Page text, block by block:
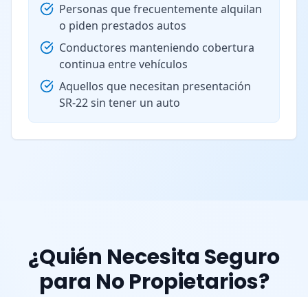
Personas que frecuentemente alquilan
o piden prestados autos
Conductores manteniendo cobertura
continua entre vehículos
Aquellos que necesitan presentación
SR-22 sin tener un auto
¿Quién Necesita Seguro
para No Propietarios?